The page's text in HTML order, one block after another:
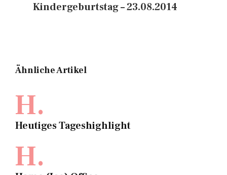
Kindergeburtstag – 23.08.2014
Ähnliche Artikel
H.
Heutiges Tageshighlight
H.